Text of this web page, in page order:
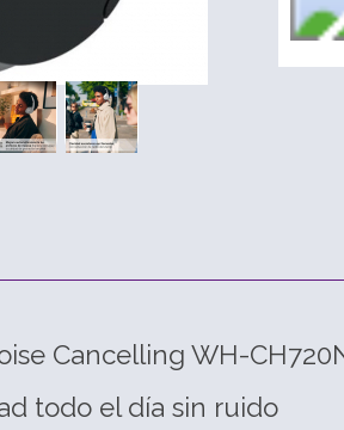
Cancelling WH-
todo el día sin ruido